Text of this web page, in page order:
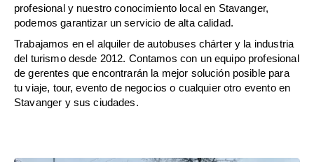
profesional y nuestro conocimiento local en Stavanger,
podemos garantizar un servicio de alta calidad.
Trabajamos en el alquiler de autobuses chárter y la industria
del turismo desde 2012. Contamos con un equipo profesional
de gerentes que encontrarán la mejor solución posible para
tu viaje, tour, evento de negocios o cualquier otro evento en
Stavanger y sus ciudades.